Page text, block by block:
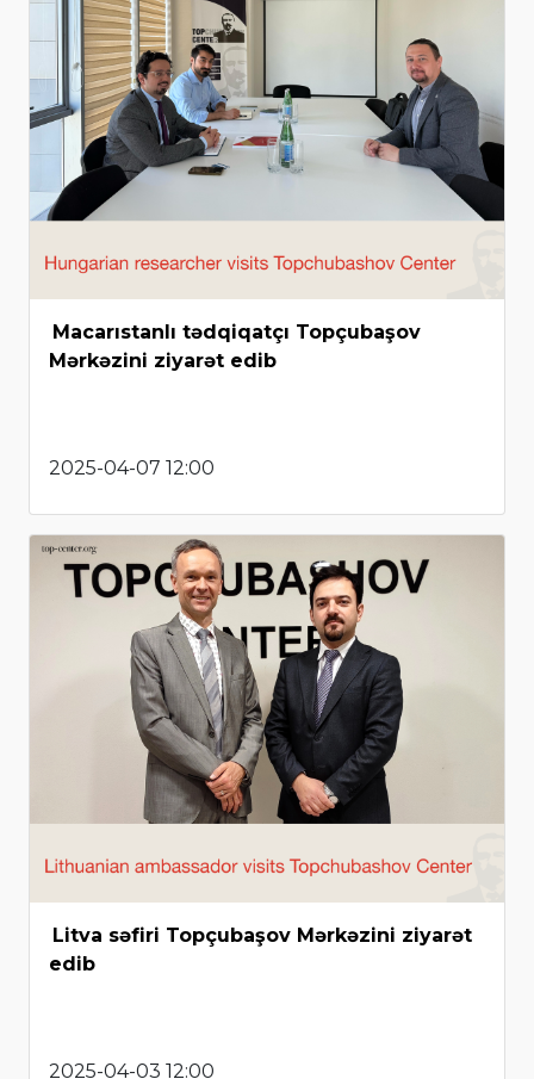
Macarıstanlı tədqiqatçı Topçubaşov
Mərkəzini ziyarət edib
2025-04-07 12:00
Litva səfiri Topçubaşov Mərkəzini ziyarət
edib
2025-04-03 12:00